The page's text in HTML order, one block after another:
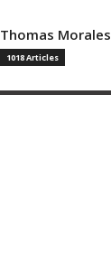
Thomas Morales
1018 Articles